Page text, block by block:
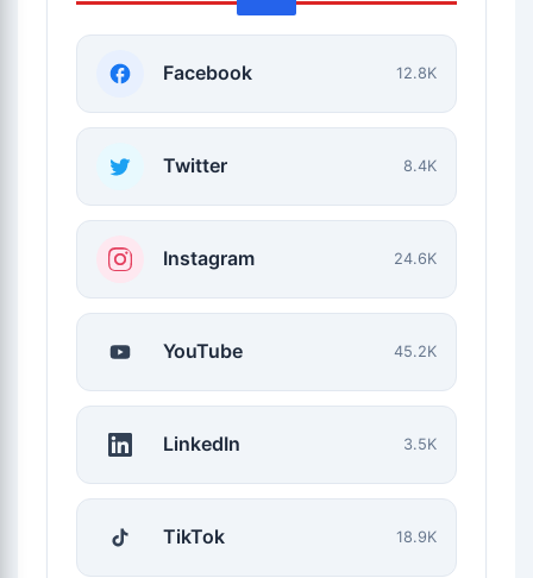
Facebook 12.8K
Twitter 8.4K
Instagram 24.6K
YouTube 45.2K
LinkedIn 3.5K
TikTok 18.9K